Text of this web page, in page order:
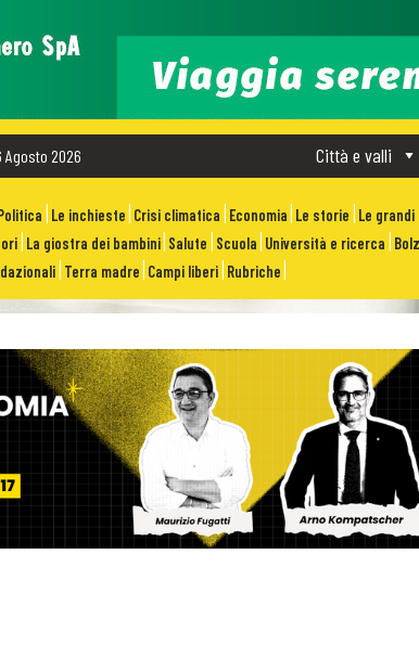
Agosto 2026 Città e valli
Le inchieste Crisi climatica Economia Le storie Le
La giostra dei bambini Salute Scuola Università e ricerca
Terra madre Campi liberi Rubriche